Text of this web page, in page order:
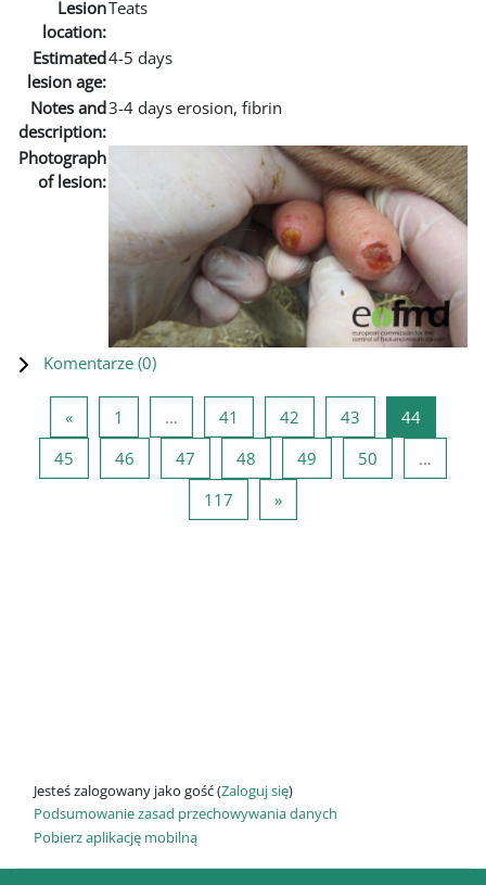
Lesion
location:
Teats
Estimated
lesion age:
4-5 days
Notes and
description:
3-4 days erosion, fibrin
Photograph
of lesion:
Komentarze (0)
«Poprzednia strona
1 … 41 Strona 41
42 Strona 42
43 Strona 43
44Strona
45 Strona 45
46 Strona 46
47 Strona 47
48 Strona 48
49 Strona 49
50
…
117 Strona 117
»Następna strona
Jesteś zalogowany jako gość (Zaloguj się)
Podsumowanie zasad przechowywania danych
Pobierz aplikację mobilną